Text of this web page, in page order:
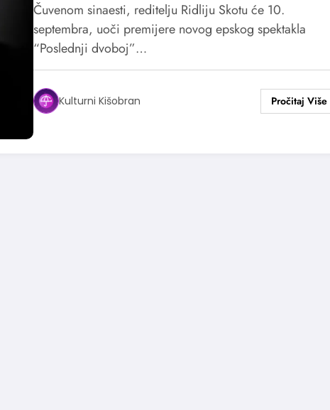
Čuvenom sinaesti, reditelju Ridliju Skotu će 10.
septembra, uoči premijere novog epskog spektakla
“Poslednji dvoboj”…
Kulturni Kišobran